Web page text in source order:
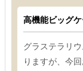
高機能ビッグ
グラステラリ
りますが、今